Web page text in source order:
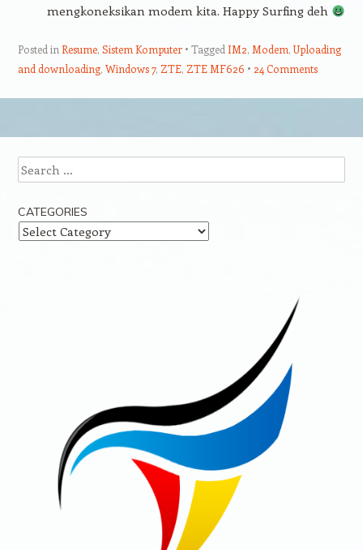
mengkoneksikan modem kita. Happy Surfing deh
Posted in Resume, Sistem Komputer Tagged IM2, Modem,Uploading
and downloading, Windows 7, ZTE, ZTE MF626 24 Comments
Search
CATEGORIES
Categories